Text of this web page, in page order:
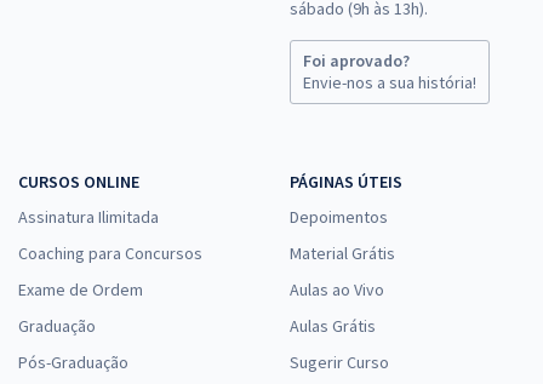
sábado (9h às 13h).
Foi aprovado?
Envie-nos a sua história!
CURSOS ONLINE
Assinatura Ilimitada
Coaching para Concursos
Exame de Ordem
Graduação
Pós-Graduação
PÁGINAS ÚTEIS
Depoimentos
Material Grátis
Aulas ao Vivo
Aulas Grátis
Sugerir Curso